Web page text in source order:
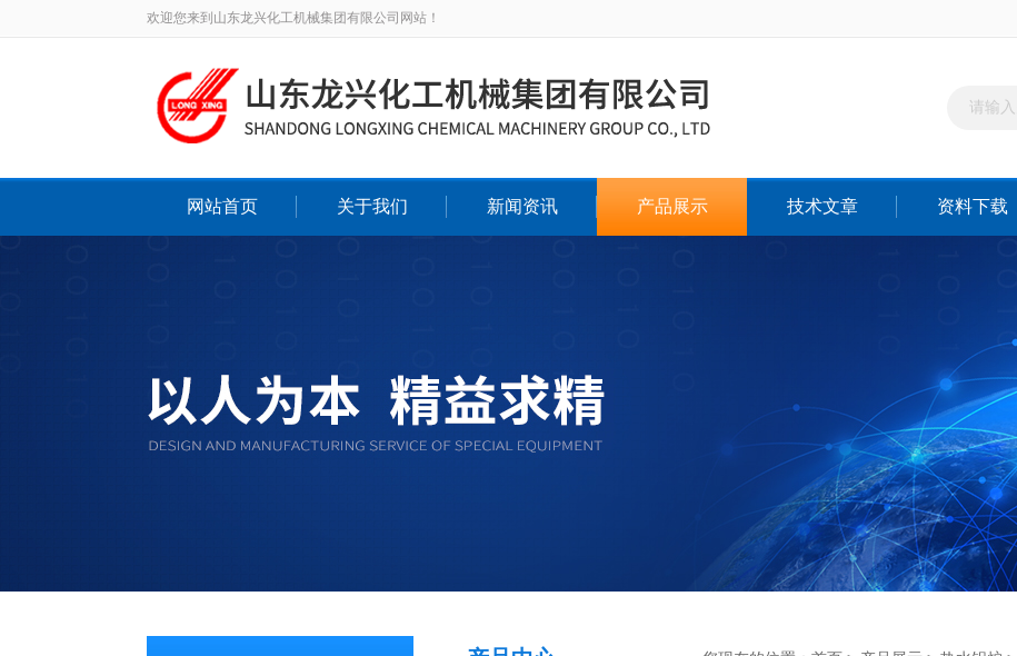
欢迎您来到山东龙兴化工机械集团有限公司网站！
网站首页 关于我们 新闻资讯 产品展示 技术文章 资料下载